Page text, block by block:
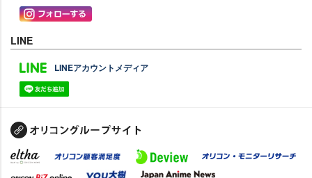
LINE
LINEアカウントメディア